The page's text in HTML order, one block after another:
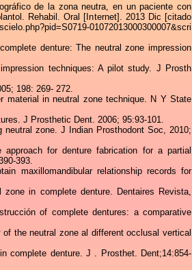
de la zona neutra, en un paciente con
Rehabil. Oral [Internet]. 2013 Dic [citado
01072013000300007&scri
denture: The neutral zone impression
techniques: A pilot study. J Prosth
198: 269- 272.
material in neutral zone technique. N Y State
J Prosthetic Dent. 2006; 95:93-101.
neutral zone. J Indian Prosthodont Soc, 2010;
for denture fabrication for a partial
393.
maxillomandibular relationship records for
in complete denture. Dentaires Revista,
of complete dentures: a comparative
the neutral zone al different occlusal vertical
complete denture. J . Prosthet. Dent;14:854-